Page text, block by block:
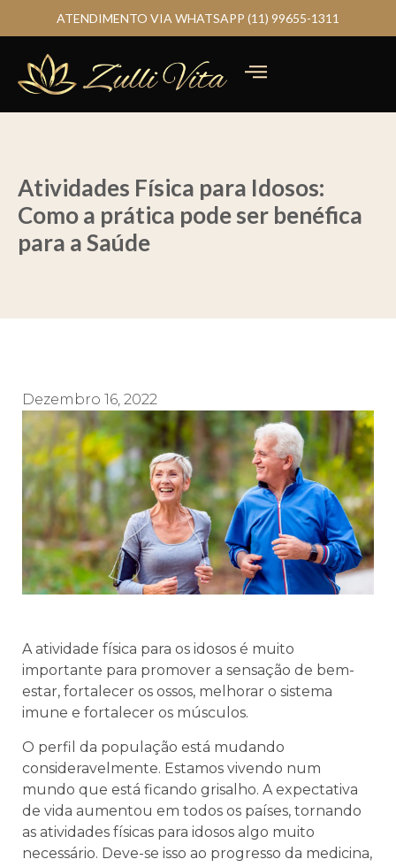
ATENDIMENTO VIA WHATSAPP (11) 99655-1311
Atividades Física para Idosos:
Como a prática pode ser benéfica
para a Saúde
Dezembro 16, 2022
A atividade física para os idosos é muito
importante para promover a sensação de bem-
estar, fortalecer os ossos, melhorar o sistema
imune e fortalecer os músculos.
O perfil da população está mudando
consideravelmente. Estamos vivendo num
mundo que está ficando grisalho. A expectativa
de vida aumentou em todos os países, tornando
as atividades físicas para idosos algo muito
necessário. Deve-se isso ao progresso da medicina,